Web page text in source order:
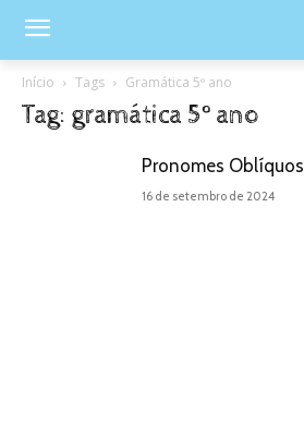
Início Tags Gramática 5º ano
Tag: gramática 5º ano
Pronomes Oblíquos
16 de setembro de 2024